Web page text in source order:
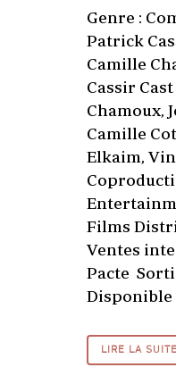
Genre :
Patrick
Camille
Cassir
Chamoux,
Camille
Elkaim,
Films
Ventes
Pacte Sorti
Disponible
LIRE LA SUITE